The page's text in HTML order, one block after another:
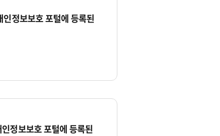
정보보호 포털에 등록된
정보보호 포털에 등록된